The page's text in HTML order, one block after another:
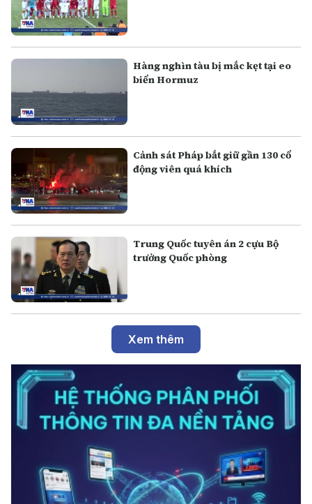
Hàng nghìn tàu bị mắc kẹt tại eo
biển Hormuz
Cảnh sát Pháp bắt giữ gần 130 cổ
động viên quá khích
Trung Quốc tuyên án 2 cựu Bộ
trưởng Quốc phòng
Xem thêm